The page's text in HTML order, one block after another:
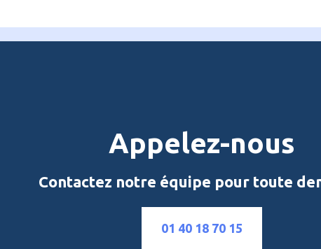
Appelez-nous
Contactez notre équipe pour toute
01 40 18 70 15